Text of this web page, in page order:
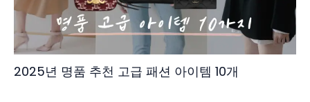
2025년 명품 추천 고급 패션 아이템 10개